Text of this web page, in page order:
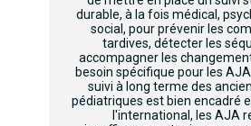
durable, à la fois médical,
social, pour prévenir les
tardives, détecter les
accompagner les
besoin spécifique pour les
suivi à long terme des
pédiatriques est bien encadré
l'international, les AJA